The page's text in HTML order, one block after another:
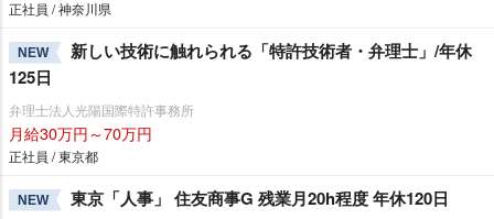
正社員 / 神奈川県
NEW
新しい技術に触れられる「特許技術者・弁理士」/年休
125日
弁理士法人光陽国際特許事務所
月給30万円～70万円
正社員 / 東京都
NEW 東京「人事」 住友商事G 残業月20h程度 年休120日